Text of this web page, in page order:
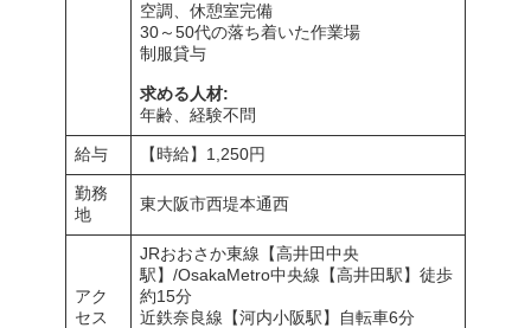
空調、休憩室完備
30～50代の落ち着いた作業場
制服貸与
求める人材:
年齢、経験不問
給与 【時給】1,250円
勤務
地
東大阪市西堤本通西
アク
セス
JRおおさか東線【高井田中央
駅】/OsakaMetro中央線【高井田駅】徒歩
約15分
近鉄奈良線【河内小阪駅】自転車6分